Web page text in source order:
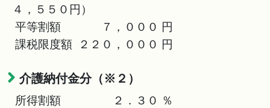
４，５５０円）
平等割額 ７，０００ 円
課税限度額 ２２０，０００ 円
介護納付金分（※２）
所得割額 ２．３０ ％